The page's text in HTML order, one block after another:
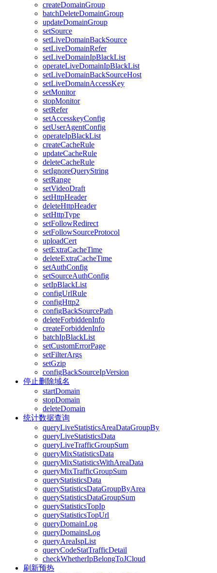
createDomainGroup
batchDeleteDomainGroup
updateDomainGroup
setSource
setLiveDomainBackSource
setLiveDomainRefer
setLiveDomainIpBlackList
operateLiveDomainIpBlackList
setLiveDomainBackSourceHost
setLiveDomainAccessKey
setMonitor
stopMonitor
setRefer
setAccesskeyConfig
setUserAgentConfig
operateIpBlackList
createCacheRule
updateCacheRule
deleteCacheRule
setIgnoreQueryString
setRange
setVideoDraft
setHttpHeader
deleteHttpHeader
setHttpType
setFollowRedirect
setFollowSourceProtocol
uploadCert
setExtraCacheTime
deleteExtraCacheTime
setAuthConfig
setSourceAuthConfig
setIpBlackList
configUrlRule
configHttp2
configBackSourcePath
deleteForbiddenInfo
createForbiddenInfo
batchIpBlackList
setCustomErrorPage
setFilterArgs
setGzip
configBackSourceIpVersion
停止删除域名
startDomain
stopDomain
deleteDomain
统计数据查询
queryLiveStatisticsAreaDataGroupBy
queryLiveStatisticsData
queryLiveTrafficGroupSum
queryMixStatisticsData
queryMixStatisticsWithAreaData
queryMixTrafficGroupSum
queryStatisticsData
queryStatisticsDataGroupByArea
queryStatisticsDataGroupSum
queryStatisticsTopIp
queryStatisticsTopUrl
queryDomainLog
queryDomainsLog
queryAreaIspList
queryCodeStatTrafficDetail
checkWhetherIpBelongToJCloud
刷新预热